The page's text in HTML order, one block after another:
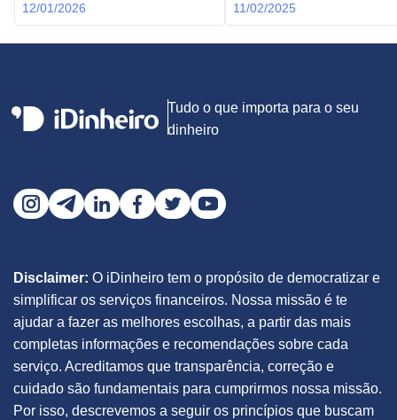
12/01/2026
11/02/2025
Tudo o que importa para o seu
dinheiro
Disclaimer: O iDinheiro tem o propósito de democratizar e
simplificar os serviços financeiros. Nossa missão é te
ajudar a fazer as melhores escolhas, a partir das mais
completas informações e recomendações sobre cada
serviço. Acreditamos que transparência, correção e
cuidado são fundamentais para cumprirmos nossa missão.
Por isso, descrevemos a seguir os princípios que buscam